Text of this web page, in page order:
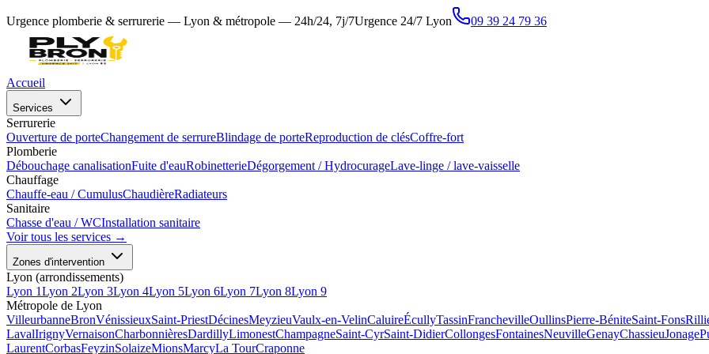
Urgence plomberie & serrurerie — Lyon & métropole — 24h/24, 7j/7Urgence 24/7 Lyon 09 39 24 79 36
Accueil
Services
Serrurerie
Ouverture de porteChangement de serrureBlindage de porteReproduction de clésCoffre-fort
Plomberie
Débouchage canalisationFuite d'eauRobinetterieDégorgement / HydrocurageLave-linge / lave-vaisselle
Chauffage
Chauffe-eau / CumulusChaudièreRadiateurs
Sanitaire
Chasse d'eau / WCInstallation sanitaire
Voir tous les services →
Zones d'intervention
Lyon (arrondissements)
Lyon 1Lyon 2Lyon 3Lyon 4Lyon 5Lyon 6Lyon 7Lyon 8Lyon 9
Métropole de Lyon
VilleurbanneBronVénissieuxSaint-PriestDécinesMeyzieuVaulx-en-VelinCaluireÉcullyTassinFranchevilleOullinsPierre-BéniteSaint-Fons
LavalIrignyVernaisonCharbonnièresDardillyLimonestChampagneSaint-CyrSaint-DidierCollongesFontainesNeuvilleGenayChassieuJonage
LaurentCorbasFeyzinSolaizeMionsMarcyLa TourCraponne